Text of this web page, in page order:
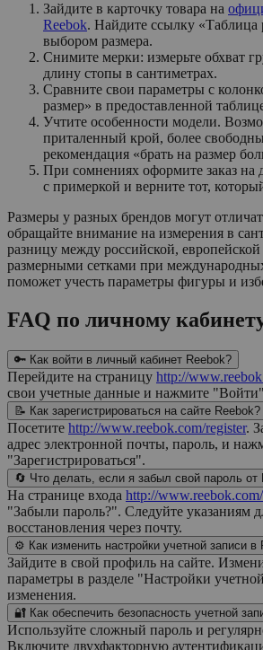
Зайдите в карточку товара на
Reebok. Найдите ссылку «Таблица
выбором размера.
Снимите мерки: измерьте обхват
длину стопы в сантиметрах.
Сравните свои параметры с
размер» в предоставленной
Учтите особенности модели.
приталенный крой, более
рекомендация «брать на размер
При сомнениях оформите заказ на
с примеркой и верните тот,
Размеры у разных брендов могут
обращайте внимание на измерения в
разницу между российской,
размерными сетками при
поможет учесть параметры фигуры и
FAQ по личному
🔑 Как войти в личный кабинет Reebok?
Перейдите на страницу http://
свои учетные данные и нажмите
📝 Как зарегистрироваться на сайте Reebok?
Посетите http://www.reebok.com/register.
адрес электронной почты, пароль, и
"Зарегистрироваться".
🔄 Что делать, если я забыл свой пароль от
На странице входа http://
"Забыли пароль?". Следуйте указаниям
восстановления через почту.
⚙️ Как изменить настройки учетной записи в
Зайдите в свой профиль на сайте.
параметры в разделе "Настройки
изменения.
🔐 Как обеспечить безопасность учетной
Используйте сложный пароль и
Включите двухфакторную